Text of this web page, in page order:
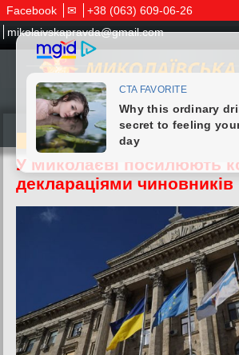
Facebook ✉
+38 (063) 609-06-26
mikolaivskapravda@gmail.com
31.05.2026
У Миколаєві посилюють
деклараціями чиновників